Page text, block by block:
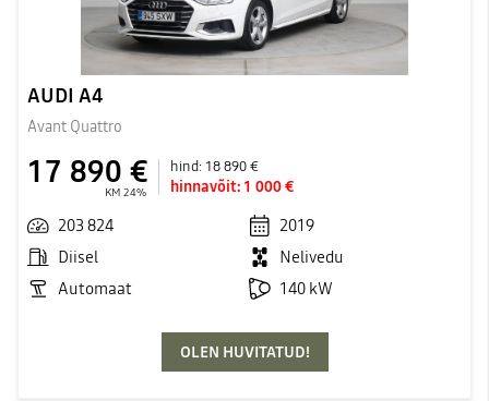
AUDI A4
Avant Quattro
17 890 €
KM 24%
hind: 18 890 €
hinnavõit: 1 000 €
203 824
2019
Diisel
Nelivedu
Automaat
140 kW
OLEN HUVITATUD!